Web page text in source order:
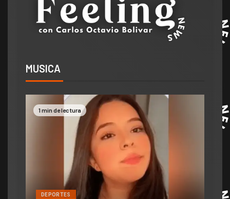
MUSICA
1 min de lectura
DEPORTES
2